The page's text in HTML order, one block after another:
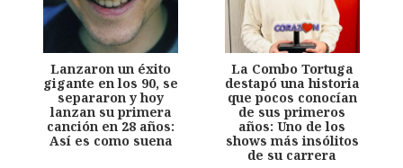
Lanzaron un éxito
gigante en los 90, se
separaron y hoy
lanzan su primera
canción en 28 años:
Así es como suena
La Combo Tortuga
destapó una historia
que pocos conocían
de sus primeros
años: Uno de los
shows más insólitos
de su carrera